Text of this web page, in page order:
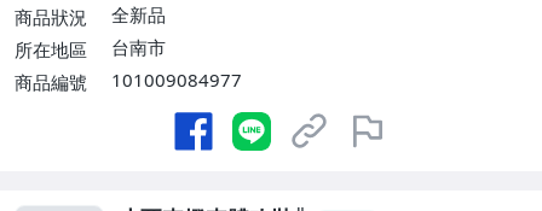
商品狀況
全新品
所在地區
台南市
商品編號
101009084977